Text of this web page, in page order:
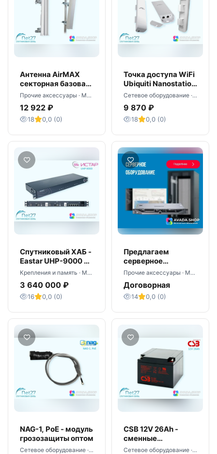
Антенна AirMAX
секторная базовая
AM-2G15-120
Прочие аксессуары · Москва
12 922 ₽
18 0,0 (0)
Точка доступа WiFi
Ubiquiti Nanostation
M2
Сетевое оборудование · Москва
9 870 ₽
18 0,0 (0)
Спутниковый ХАБ -
Eastar UHP-9000 с
лицензиями
Крепления и память · Москва
3 640 000 ₽
16 0,0 (0)
Предлагаем
серверное
оборудование со
склада - оптом
Прочие аксессуары · Москва
Договорная
14 0,0 (0)
NAG-1, PoE - модуль
грозозащиты оптом
Сетевое оборудование · Москва
CSB 12V 26Ah -
сменные
аккумуляторы
Сетевое оборудование · Москва